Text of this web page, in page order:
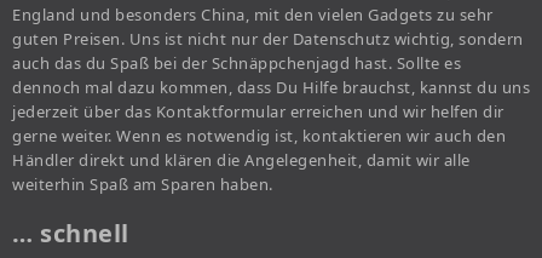
England und besonders China, mit den vielen Gadgets zu sehr
guten Preisen. Uns ist nicht nur der Datenschutz wichtig, sondern
auch das du Spaß bei der Schnäppchenjagd hast. Sollte es
dennoch mal dazu kommen, dass Du Hilfe brauchst, kannst du uns
jederzeit über das Kontaktformular erreichen und wir helfen dir
gerne weiter. Wenn es notwendig ist, kontaktieren wir auch den
Händler direkt und klären die Angelegenheit, damit wir alle
weiterhin Spaß am Sparen haben.
… schnell